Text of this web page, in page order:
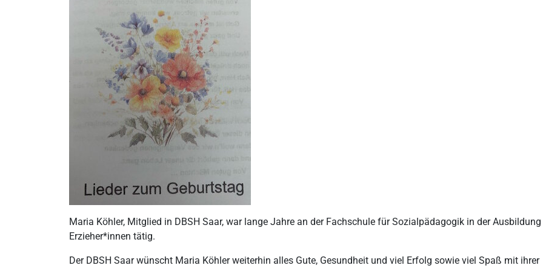
Maria Köhler, Mitglied in DBSH Saar, war lange Jahre an der Fachschule für Sozialpädagogik in der Ausbildung
Erzieher*innen tätig.
Der DBSH Saar wünscht Maria Köhler weiterhin alles Gute, Gesundheit und viel Erfolg sowie viel Spaß mit ihrer